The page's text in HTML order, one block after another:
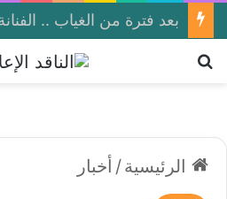
الرئيسية/ أخبار